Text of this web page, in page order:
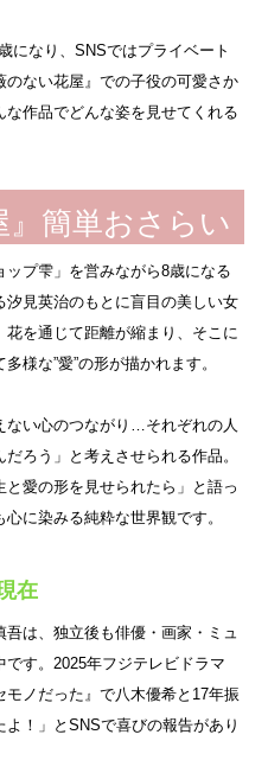
になり、SNSではプライベート
ない花屋』での子役の可愛さか
作品でどんな姿を見せてくれる
』簡単おさらい
プ雫」を営みながら8歳になる
見英治のもとに盲目の美しい女
を通じて距離が縮まり、そこに
様な”愛”の形が描かれます。
ない心のつながり…それぞれの人
ろう」と考えさせられる作品。
愛の形を見せられたら」と語っ
に染みる純粋な世界観です。
在
は、独立後も俳優・画家・ミュ
す。2025年フジテレビドラマ
ノだった』で八木優希と17年振
！」とSNSで喜びの報告があり